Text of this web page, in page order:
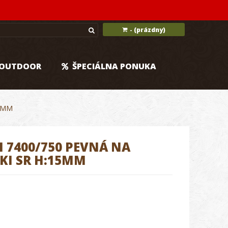
- (prázdny)
ŠPECIÁLNA PONUKA
7400/750 PEVNÁ NA
SR H:15MM